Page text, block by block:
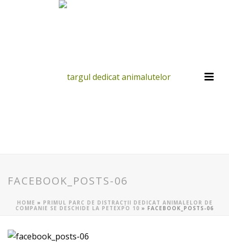
FACEBOOK_POSTS-06
HOME » PRIMUL PARC DE DISTRACȚII DEDICAT ANIMALELOR DE
COMPANIE SE DESCHIDE LA PETEXPO 10 » FACEBOOK_POSTS-06